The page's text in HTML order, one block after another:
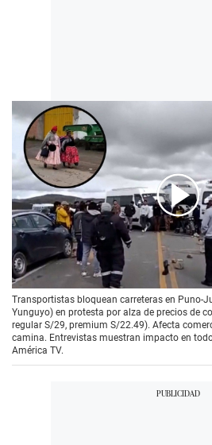
00:00/05:28
Transportistas bloquean carreteras en Puno-
Yunguyo) en protesta por alza de precios de
regular S/29, premium S/22.49). Afecta
camina. Entrevistas muestran impacto en
América TV.